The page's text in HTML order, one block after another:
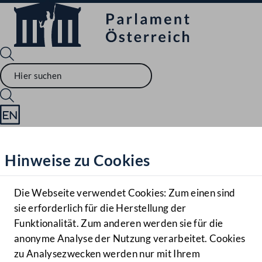
Hilfe
Benutzer
Navigationsmenü öffnen
MENÜ
Hinweise zu Cookies
Die Webseite verwendet Cookies: Zum einen sind
sie erforderlich für die Herstellung der
Funktionalität. Zum anderen werden sie für die
anonyme Analyse der Nutzung verarbeitet. Cookies
zu Analysezwecken werden nur mit Ihrem